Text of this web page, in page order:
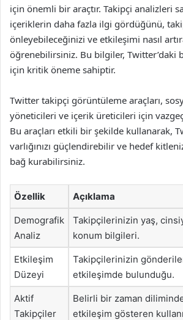
için önemli bir araçtır. Takipçi analizleri
içeriklerin daha fazla ilgi gördüğünü,
önleyebileceğinizi ve etkileşimi nasıl
öğrenebilirsiniz. Bu bilgiler, Twitter’daki
için kritik öneme sahiptir.
Twitter takipçi görüntüleme araçları,
yöneticileri ve içerik üreticileri için
Bu araçları etkili bir şekilde kullanarak,
varlığınızı güçlendirebilir ve hedef
bağ kurabilirsiniz.
Özellik Açıklama
Demografik
Analiz
Takipçilerinizin yaş,
konum bilgileri.
Etkileşim
Düzeyi
Takipçilerinizin
etkileşimde bulunduğu.
Aktif
Takipçiler
Belirli bir zaman
etkileşim gösteren